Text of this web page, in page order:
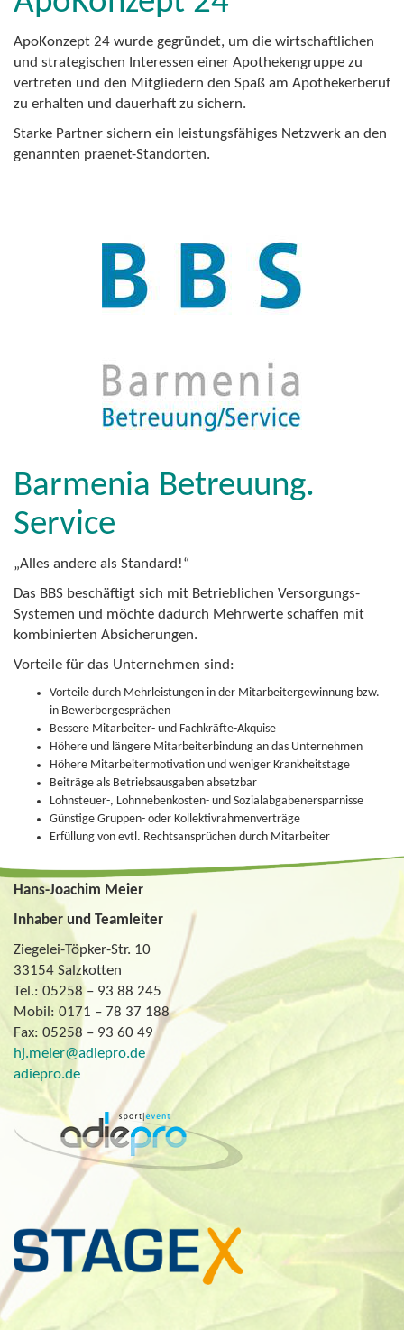
ApoKonzept 24 wurde gegründet, um die wirtschaftlichen
und strategischen Interessen einer Apothekengruppe zu
vertreten und den Mitgliedern den Spaß am Apothekerberuf
zu erhalten und dauerhaft zu sichern.
Starke Partner sichern ein leistungsfähiges Netzwerk an den
genannten praenet-Standorten.
Barmenia Betreuung.
Service
„Alles andere als Standard!“
Das BBS beschäftigt sich mit Betrieblichen Versorgungs-
Systemen und möchte dadurch Mehrwerte schaffen mit
kombinierten Absicherungen.
Vorteile für das Unternehmen sind:
Vorteile durch Mehrleistungen in der Mitarbeitergewinnung bzw.
in Bewerbergesprächen
Bessere Mitarbeiter- und Fachkräfte-Akquise
Höhere und längere Mitarbeiterbindung an das Unternehmen
Höhere Mitarbeitermotivation und weniger Krankheitstage
Beiträge als Betriebsausgaben absetzbar
Lohnsteuer-, Lohnnebenkosten- und Sozialabgabenersparnisse
Günstige Gruppen- oder Kollektivrahmenverträge
Erfüllung von evtl. Rechtsansprüchen durch Mitarbeiter
Hans-Joachim Meier
Inhaber und Teamleiter
Ziegelei-Töpker-Str. 10
33154 Salzkotten
Tel.: 05258 – 93 88 245
Mobil: 0171 – 78 37 188
Fax: 05258 – 93 60 49
hj.meier@adiepro.de
adiepro.de